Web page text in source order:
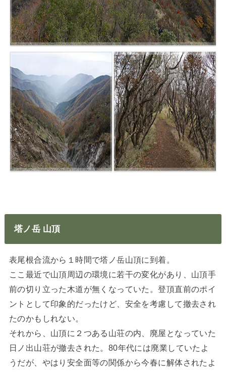
塔ノ岳 山頂
表尾根合流から１時間で塔ノ岳山頂に到着。
ここ最近で山頂周辺の環境に若干の変化があり、山頂手
前の切り立った木道が無くなっていた。登頂直前のポイ
ントとして印象的だったけど、安全を考慮して撤去され
たのかもしれない。
それから、山頂に２つある山荘の内、廃屋となっていた
日ノ出山荘が撤去された。80年代には廃業していたよ
うだが、やはり安全面等の関係から今春に解体されたよ